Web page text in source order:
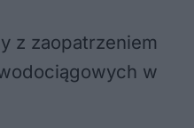
z zaopatrzeniem
w